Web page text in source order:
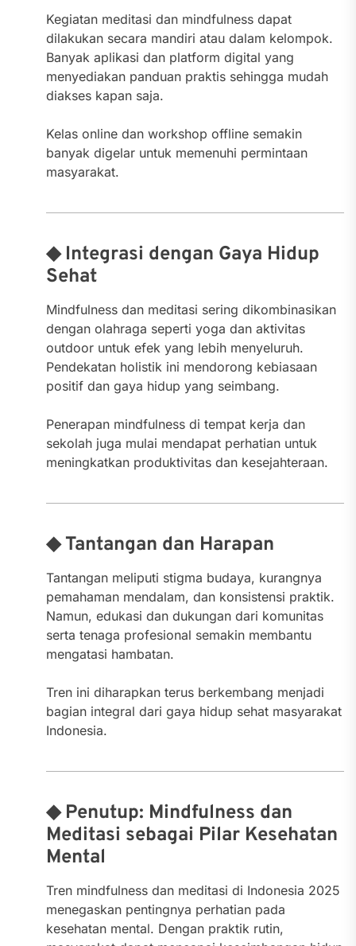
Kegiatan meditasi dan mindfulness dapat
dilakukan secara mandiri atau dalam kelompok.
Banyak aplikasi dan platform digital yang
menyediakan panduan praktis sehingga mudah
diakses kapan saja.
Kelas online dan workshop offline semakin
banyak digelar untuk memenuhi permintaan
masyarakat.
◆ Integrasi dengan Gaya Hidup
Sehat
Mindfulness dan meditasi sering dikombinasikan
dengan olahraga seperti yoga dan aktivitas
outdoor untuk efek yang lebih menyeluruh.
Pendekatan holistik ini mendorong kebiasaan
positif dan gaya hidup yang seimbang.
Penerapan mindfulness di tempat kerja dan
sekolah juga mulai mendapat perhatian untuk
meningkatkan produktivitas dan kesejahteraan.
◆ Tantangan dan Harapan
Tantangan meliputi stigma budaya, kurangnya
pemahaman mendalam, dan konsistensi praktik.
Namun, edukasi dan dukungan dari komunitas
serta tenaga profesional semakin membantu
mengatasi hambatan.
Tren ini diharapkan terus berkembang menjadi
bagian integral dari gaya hidup sehat masyarakat
Indonesia.
◆ Penutup: Mindfulness dan
Meditasi sebagai Pilar Kesehatan
Mental
Tren mindfulness dan meditasi di Indonesia 2025
menegaskan pentingnya perhatian pada
kesehatan mental. Dengan praktik rutin,